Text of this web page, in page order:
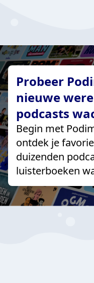
Probeer
nieuwe
podcasts
Begin met
ontdek je
duizenden
luisterboeken